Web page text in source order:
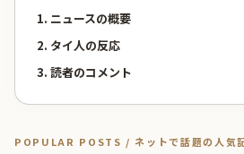
1. ニュースの概要
2. タイ人の反応
3. 読者のコメント
POPULAR POSTS / ネットで話題の人気